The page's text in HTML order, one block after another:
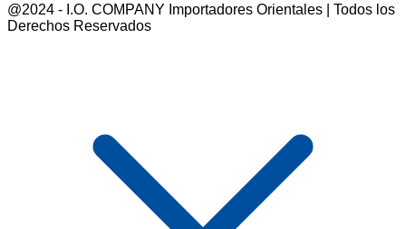
@2024 - I.O. COMPANY Importadores Orientales | Todos los
Derechos Reservados